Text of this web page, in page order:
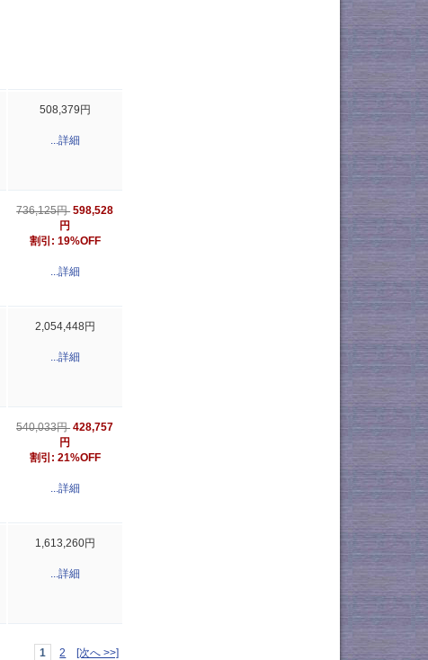
508,379円
...詳細
736,125円 598,528
円
割引: 19%OFF
...詳細
2,054,448円
...詳細
540,033円 428,757
円
割引: 21%OFF
...詳細
1,613,260円
...詳細
1 2 [次へ >>]